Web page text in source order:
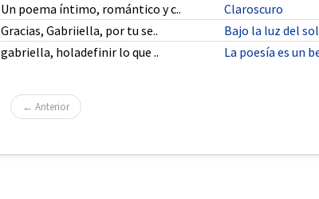
Un poema íntimo, romántico y c..
Claroscuro
Gracias, Gabriiella, por tu se..
Bajo la luz del
gabriella, holadefinir lo que ..
La poesía es un
← Anterior